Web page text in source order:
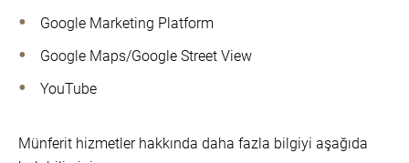
Google Marketing Platform
Google Maps/Google Street View
YouTube
Münferit hizmetler hakkında daha fazla bilgiyi aşağıda